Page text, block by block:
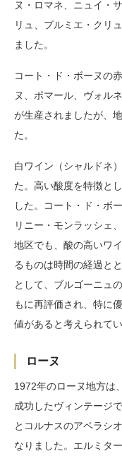
ヌ・ロマネ、ニュイ・
リュ、プルミエ・クリ
ました。
コート・ド・ボーヌの
ヌ、ポマール、ヴォル
が生産されましたが、
た。
白ワイン（シャルドネ
た。高い酸度を特徴と
した。コート・ド・ボ
リニー・モンラッシェ
地区でも、酸の高いワ
るものは時間の経過と
として、ブルゴーニュ
もに再評価され、特に
値があると考えられてい
ローヌ
1972年のローヌ地方は
成功したヴィンテージ
とコルナスのアペラシ
なりました。エルミタ